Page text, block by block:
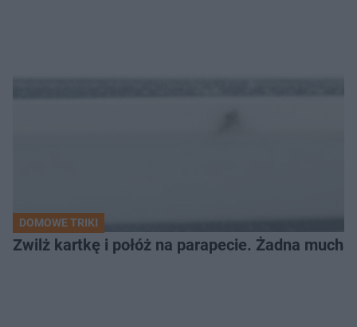
DOMOWE TRIKI
Zwilż kartkę i połóż na parapecie. Żadna